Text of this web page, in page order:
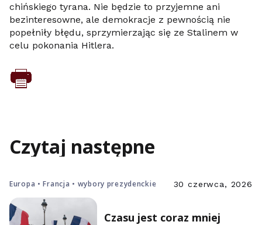
chińskiego tyrana. Nie będzie to przyjemne ani
bezinteresowne, ale demokracje z pewnością nie
popełniły błędu, sprzymierzając się ze Stalinem w
celu pokonania Hitlera.
Czytaj następne
Europa • Francja • wybory prezydenckie 30 czerwca, 2026
Czasu jest coraz mniej